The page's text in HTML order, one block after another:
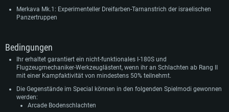
Merkava Mk.1: Experimenteller Dreifarben-Tarnanstrich der israelischen
Panzertruppen
Bedingungen
Ihr erhaltet garantiert ein nicht-funktionales I-180S und
Flugzeugmechaniker-Werkzeuglästent, wenn ihr an Schlachten ab Rang II
mit einer Kampfaktivität von mindestens 50% teilnehmt.
Die Gegenstände im Special können in den folgenden Spielmodi gewonnen
werden:
Arcade Bodenschlachten